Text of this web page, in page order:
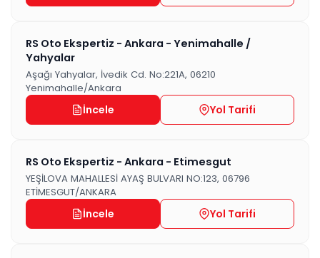
RS Oto Ekspertiz - Ankara - Yenimahalle /
Yahyalar
Aşağı Yahyalar, İvedik Cd. No:221A, 06210
Yenimahalle/Ankara
İncele Yol Tarifi
RS Oto Ekspertiz - Ankara - Etimesgut
YEŞİLOVA MAHALLESİ AYAŞ BULVARI NO:123, 06796
ETİMESGUT/ANKARA
İncele Yol Tarifi